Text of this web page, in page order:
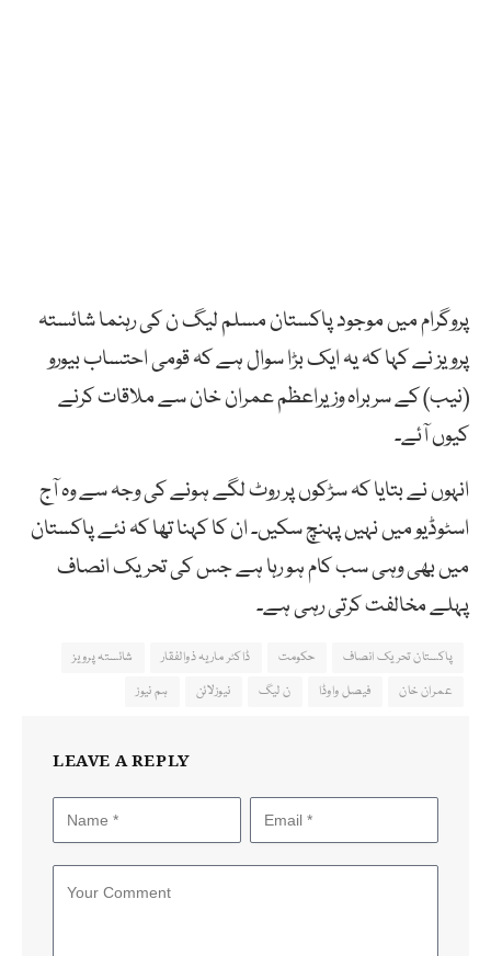
پروگرام میں موجود پاکستان مسلم لیگ ن کی رہنما شائستہ
پرویز نے کہا کہ یہ ایک بڑا سوال ہے کہ قومی احتساب بیورو
(نیب) کے سربراہ وزیراعظم عمران خان سے ملاقات کرنے
کیوں آئے۔
انہوں نے بتایا کہ سڑکوں پر روٹ لگے ہونے کی وجہ سے وہ آج
اسٹوڈیو میں نہیں پہنچ سکیں۔ ان کا کہنا تھا کہ نئے پاکستان
میں بھی وہی سب کام ہو رہا ہے جس کی تحریک انصاف
پہلے مخالفت کرتی رہی ہے۔
پاکستان تحریک انصاف حکومت ڈاکٹر ماریہ ذوالفقار
شائستہ پرویز
عمران خان
فیصل واوڈا ن لیگ نیوزلائن ہم نیوز
LEAVE A REPLY